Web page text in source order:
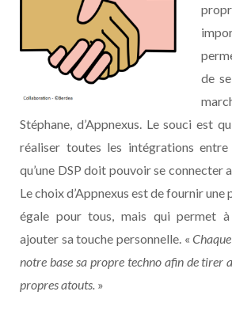
de
Stéphane, d’Appnexus. Le souci est
réaliser toutes les intégrations entre
qu’une DSP doit pouvoir se connecter
Le choix d’Appnexus est de fournir
égale pour tous, mais qui permet à
ajouter sa touche personnelle. «
notre base sa propre techno afin de tirer
propres atouts. »